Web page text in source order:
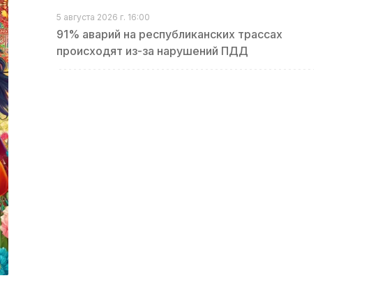
5 августа 2026 г. 16:00
91% аварий на республиканских трассах
происходят из-за нарушений ПДД